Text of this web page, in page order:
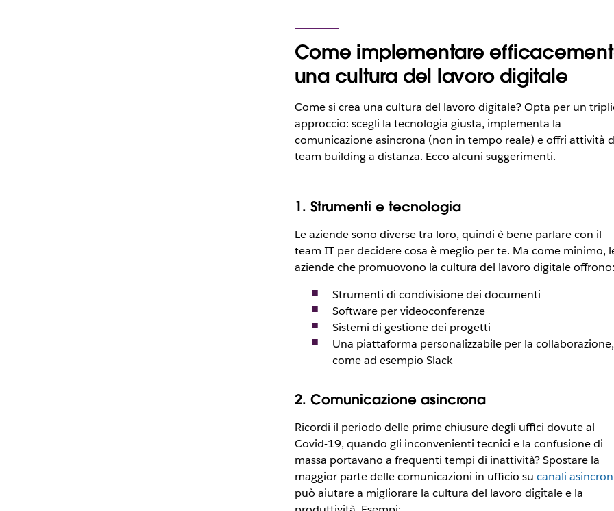
Come implementare
una cultura del lavoro digitale
Come si crea una cultura del lavoro digitale? Opta per un
approccio: scegli la tecnologia giusta, implementa la
comunicazione asincrona (non in tempo reale) e offri attività
team building a distanza. Ecco alcuni suggerimenti.
1. Strumenti e tecnologia
Le aziende sono diverse tra loro, quindi è bene parlare con il
team IT per decidere cosa è meglio per te. Ma come minimo,
aziende che promuovono la cultura del lavoro digitale offrono:
Strumenti di condivisione dei documenti
Software per videoconferenze
Sistemi di gestione dei progetti
Una piattaforma personalizzabile per la collaborazione,
come ad esempio Slack
2. Comunicazione asincrona
Ricordi il periodo delle prime chiusure degli uffici dovute al
Covid-19, quando gli inconvenienti tecnici e la confusione di
massa portavano a frequenti tempi di inattività? Spostare la
maggior parte delle comunicazioni in ufficio su canali
può aiutare a migliorare la cultura del lavoro digitale e la